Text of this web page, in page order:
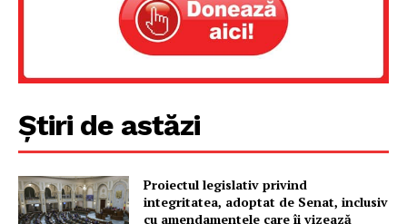
Știri de astăzi
Proiectul legislativ privind
integritatea, adoptat de Senat, inclusiv
cu amendamentele care îi vizează